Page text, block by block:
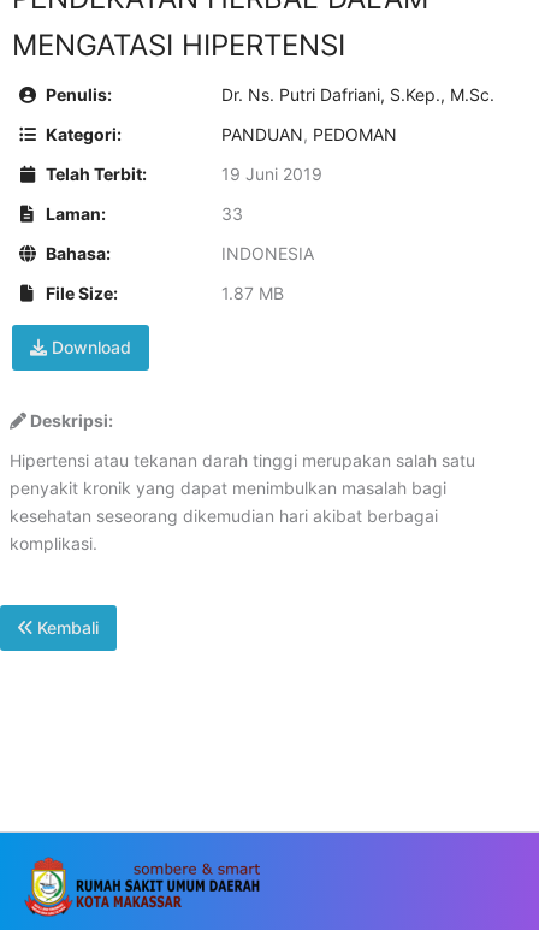
MENGATASI HIPERTENSI
Penulis:
Dr. Ns. Putri Dafriani, S.Kep., M.Sc.
Kategori:
PANDUAN, PEDOMAN
Telah Terbit:
19 Juni 2019
Laman:
33
Bahasa:
INDONESIA
File Size:
1.87 MB
Download
Deskripsi:
Hipertensi atau tekanan darah tinggi merupakan salah satu
penyakit kronik yang dapat menimbulkan masalah bagi
kesehatan seseorang dikemudian hari akibat berbagai
komplikasi.
Kembali